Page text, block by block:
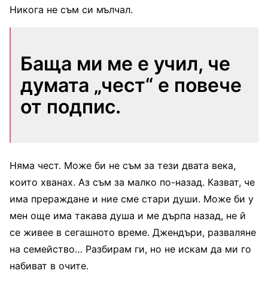
Никога не съм си мълчал.
Баща ми ме е учил, че
думата „чест“ е повече
от подпис.
Няма чест. Може би не съм за тези двата века,
които хванах. Аз съм за малко по-назад. Казват, че
има прераждане и ние сме стари души. Може би у
мен още има такава душа и ме дърпа назад, не й
се живее в сегашното време. Джендъри, разваляне
на семейство… Разбирам ги, но не искам да ми го
набиват в очите.